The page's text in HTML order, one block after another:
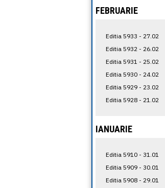
FEBRUARIE
Editia 5933 - 27.02
Editia 5932 - 26.02
Editia 5931 - 25.02
Editia 5930 - 24.02
Editia 5929 - 23.02
Editia 5928 - 21.02
IANUARIE
Editia 5910 - 31.01
Editia 5909 - 30.01
Editia 5908 - 29.01